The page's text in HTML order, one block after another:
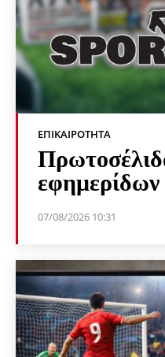
ΕΠΙΚΑΙΡΌΤΗΤΑ
07/08/2026 10:31